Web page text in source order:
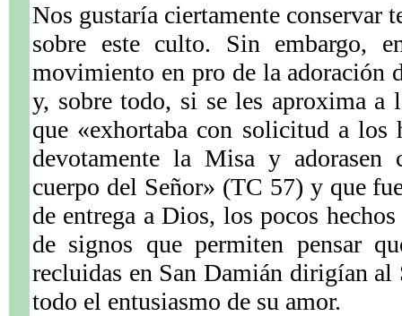
Nos gustaría ciertamente conservar
sobre este culto. Sin embargo,
movimiento en pro de la adoración
y, sobre todo, si se les aproxima a
que «exhortaba con solicitud a los
devotamente la Misa y adorasen
cuerpo del Señor» (TC 57) y que
de entrega a Dios, los pocos
de signos que permiten pensar
recluidas en San Damián dirigían al
todo el entusiasmo de su amor.